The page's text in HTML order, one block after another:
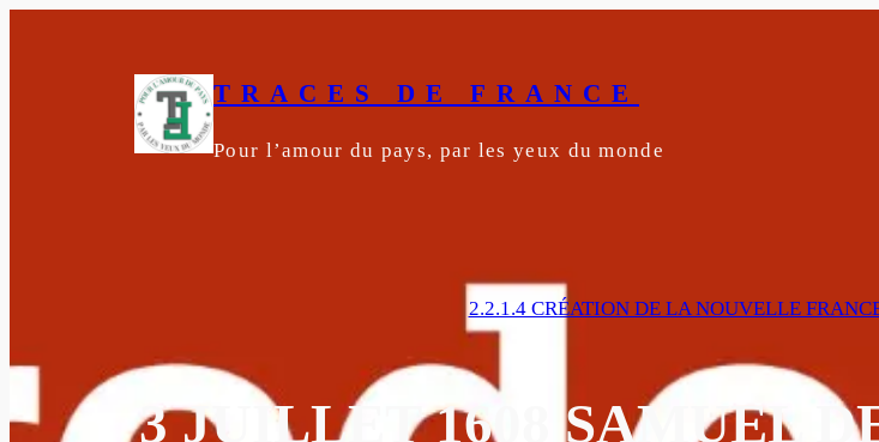
TRACES DE FRANCE
Pour l’amour du pays, par les yeux du monde
2.2.1.4 CRÉATION DE LA NOUVELLE
3 JUILLET 1608 SAMUEL